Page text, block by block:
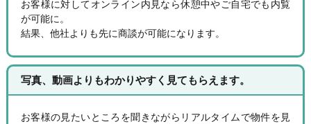
お客様に対してオンライン内見なら休憩中やご自宅でも内覧
が可能に。
結果、他社よりも先に商談が可能になります。
写真、動画よりもわかりやすく見てもらえます。
お客様の見たいところを聞きながらリアルタイムで物件を見